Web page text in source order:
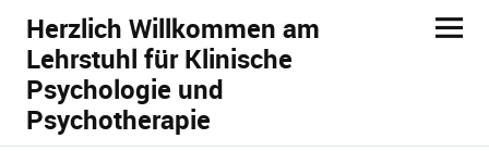
Herzlich Willkommen am
Lehrstuhl für Klinische
Psychologie und
Psychotherapie